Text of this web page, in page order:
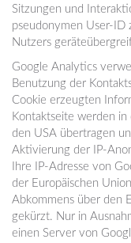
Sitzungen und
pseudonymen User-ID
Nutzers
Google Analytics
Benutzung der
Cookie erzeugten
Kontaktseite werden
den USA übertragen
Aktivierung der IP-
Ihre IP-Adresse von
der Europäischen
Abkommens über den
gekürzt. Nur in
einen Server von